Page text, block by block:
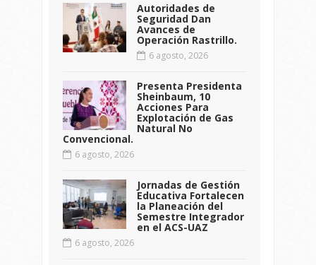
Autoridades de
Seguridad Dan
Avances de
Operación Rastrillo.
6 agosto, 2026
Presenta Presidenta
Sheinbaum, 10
Acciones Para
Explotación de Gas
Natural No
Convencional.
6 agosto, 2026
Jornadas de Gestión
Educativa Fortalecen
la Planeación del
Semestre Integrador
en el ACS-UAZ
6 agosto, 2026